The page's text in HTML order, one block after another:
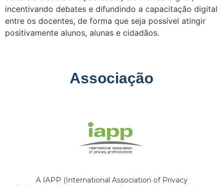
incentivando debates e difundindo a capacitação digital
entre os docentes, de forma que seja possível atingir
positivamente alunos, alunas e cidadãos.
Associação
A IAPP (International Association of Privacy